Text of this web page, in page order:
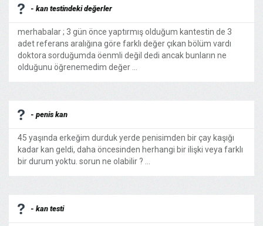
- kan testindeki değerler
merhabalar ; 3 gün önce yaptırmış olduğum kantestin de 3
adet referans aralığına göre farklı değer çıkan bölüm vardı
doktora sorduğumda öenmli değil dedi ancak bunların ne
olduğunu öğrenemedim değer ...
- penis kan
45 yaşında erkeğim durduk yerde penisimden bir çay kaşığı
kadar kan geldi, daha öncesinden herhangi bir ilişki veya farklı
bir durum yoktu. sorun ne olabilir ? ...
- kan testi